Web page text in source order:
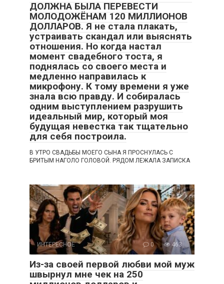
ДОЛЖНА БЫЛА ПЕРЕВЕСТИ
МОЛОДОЖЁНАМ 120 МИЛЛИОНОВ
ДОЛЛАРОВ. Я не стала плакать,
устраивать скандал или выяснять
отношения. Но когда настал
момент свадебного тоста, я
поднялась со своего места и
медленно направилась к
микрофону. К тому времени я уже
знала всю правду. И собиралась
одним выступлением разрушить
идеальный мир, который моя
будущая невестка так тщательно
для себя построила.
В УТРО СВАДЬБЫ МОЕГО СЫНА Я ПРОСНУЛАСЬ С
БРИТЫМ НАГОЛО ГОЛОВОЙ. РЯДОМ ЛЕЖАЛА ЗАПИСКА
ИНТЕРЕСНОЕ 0 463
Из-за своей первой любви мой муж
швырнул мне чек на 250